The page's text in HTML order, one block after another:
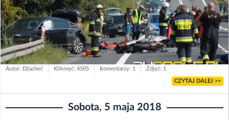
Autor: Dżacheć Kliknięć: 4505 Komentarzy: 1 Zdjęć: 1
CZYTAJ DALEJ >>
Sobota, 5 maja 2018